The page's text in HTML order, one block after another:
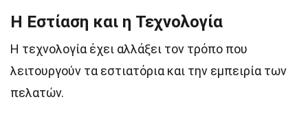
Η Εστίαση και η Τεχνολογία
Η τεχνολογία έχει αλλάξει τον τρόπο που
λειτουργούν τα εστιατόρια και την εμπειρία των
πελατών.